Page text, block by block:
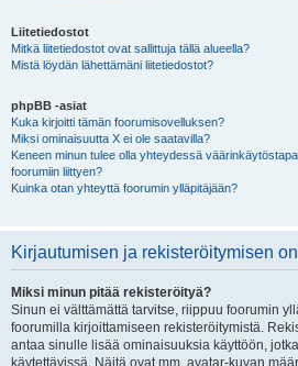
Liitetiedostot
Mitkä liitetiedostot ovat sallittuja tällä alueella?
Mistä löydän lähettämäni liitetiedostot?
phpBB -asiat
Kuka kirjoitti tämän foorumisovelluksen?
Miksi ominaisuutta X ei ole saatavilla?
Keneen minun tulee olla yhteydessä
foorumiin liittyen?
Kuinka otan yhteyttä foorumin ylläpitäjään?
Kirjautumisen ja rekisteröitymisen
Miksi minun pitää rekisteröityä?
Sinun ei välttämättä tarvitse, riippuu foorumin
foorumilla kirjoittamiseen rekisteröitymistä.
antaa sinulle lisää ominaisuuksia käyttöön,
käytettävissä. Näitä ovat mm. avatar-kuvan